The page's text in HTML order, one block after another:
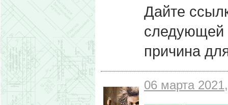
Дайте
следующей
причина
06 марта